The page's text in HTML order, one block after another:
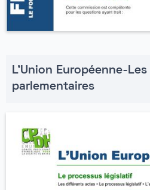
L'Union Européenne-
parlementaires